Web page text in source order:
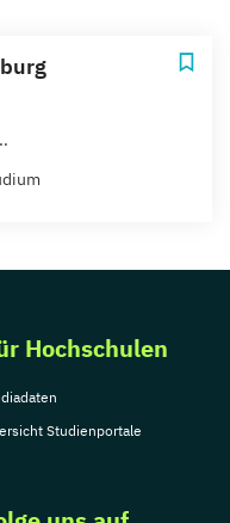
Hochschulen
Studienportale